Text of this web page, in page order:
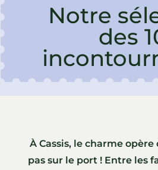
Notre
des
À Cassis, le charme
pas sur le port ! Entre les